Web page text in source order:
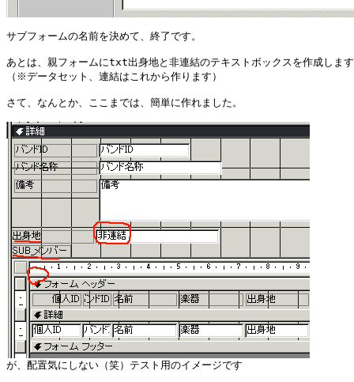
サブフォームの名前を決めて、終了です。
あとは、親フォームにtxt出身地と非連結のテキストボックスを作成しま
（※データセット、連結はこれから作ります）
さて、なんとか、ここまでは、簡単に作れました。